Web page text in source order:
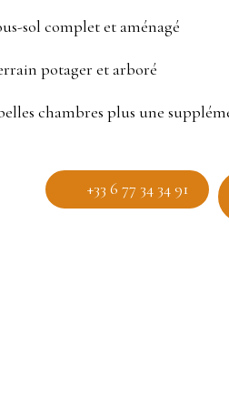
sol complet et aménagé
potager et arboré
chambres plus une
+33 6 77 34 34 91